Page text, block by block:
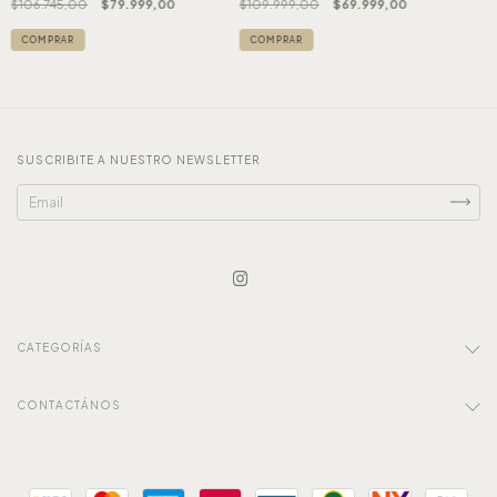
$106.745,00 $79.999,00
COMPRAR
$109.999,00 $69.999,00
COMPRAR
SUSCRIBITE A NUESTRO NEWSLETTER
CATEGORÍAS
CONTACTÁNOS